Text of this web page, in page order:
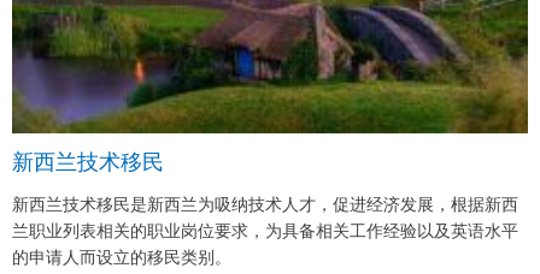
新西兰技术移民
新西兰技术移民是新西兰为吸纳技术人才，促进经济发展，根据新西
兰职业列表相关的职业岗位要求，为具备相关工作经验以及英语水平
的申请人而设立的移民类别。